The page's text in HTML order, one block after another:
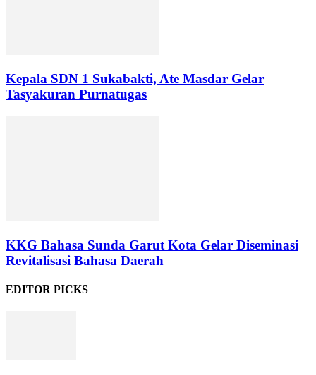
Kepala SDN 1 Sukabakti, Ate Masdar Gelar
Tasyakuran Purnatugas
KKG Bahasa Sunda Garut Kota Gelar Diseminasi
Revitalisasi Bahasa Daerah
EDITOR PICKS